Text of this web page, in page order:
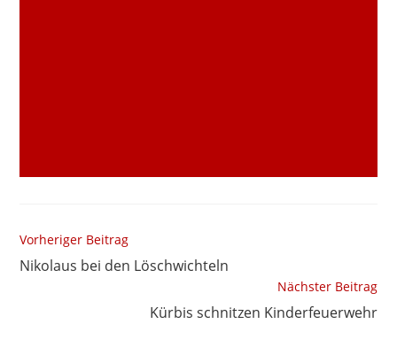
Vorheriger Beitrag
Nikolaus bei den Löschwichteln
Nächster Beitrag
Kürbis schnitzen Kinderfeuerwehr